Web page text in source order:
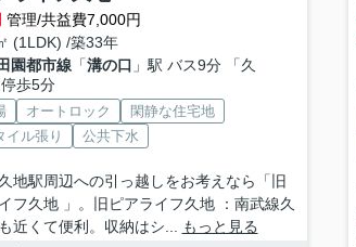
管理/共益費7,000円
(1LDK) /築33年
園都市線「溝の口 」駅 バス9分 「久
歩5分
オートロック
閑静な住宅地
イル張り
公共下水
地駅周辺への引っ越しをお考えなら「旧
フ久地 」。旧ピアライフ久地 ：南武線久
近くて便利。収納はシ...
もっと見る